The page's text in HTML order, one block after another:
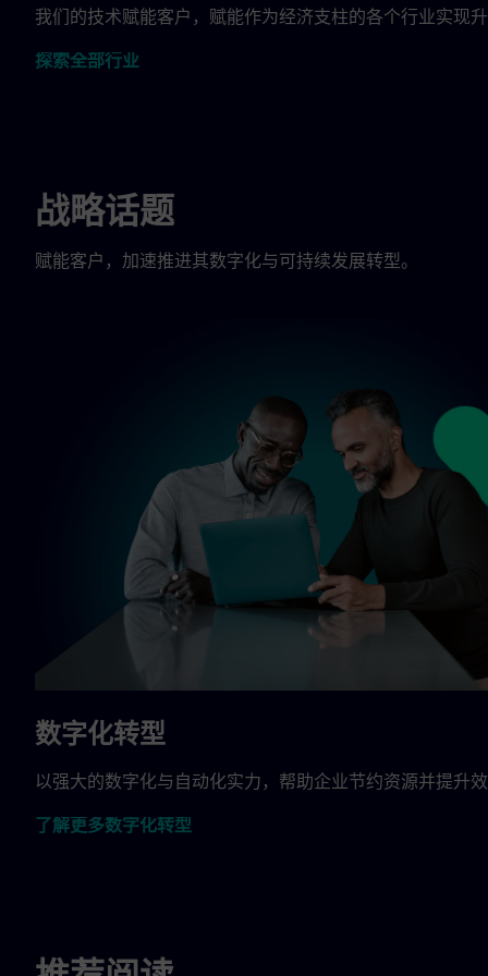
我们的技术赋能客户，赋能作为经济支柱的各个行业实现
探索全部行业
战略话题
赋能客户，加速推进其数字化与可持续发展转型。
数字化转型
以强大的数字化与自动化实力，帮助企业节约资源并提升
了解更多数字化转型